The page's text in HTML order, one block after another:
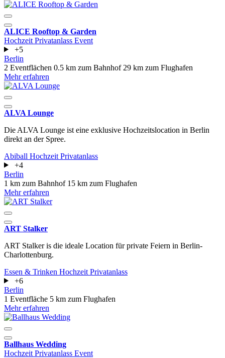
ALICE Rooftop & Garden
Hochzeit Privatanlass Event
+5
Berlin
2 Eventflächen 0.5 km zum Bahnhof 29 km zum Flughafen
Mehr erfahren
ALVA Lounge
Die ALVA Lounge ist eine exklusive Hochzeitslocation in Berlin
direkt an der Spree.
Abiball Hochzeit Privatanlass
+4
Berlin
1 km zum Bahnhof 15 km zum Flughafen
Mehr erfahren
ART Stalker
ART Stalker is die ideale Location für private Feiern in Berlin-
Charlottenburg.
Essen & Trinken Hochzeit Privatanlass
+6
Berlin
1 Eventfläche 5 km zum Flughafen
Mehr erfahren
Ballhaus Wedding
Hochzeit Privatanlass Event